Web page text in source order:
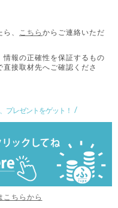
、 こちら からご連絡いただ
報の正確性を保証するもの
接取材先へご確認くださ
プレゼントをゲット！
こちらから